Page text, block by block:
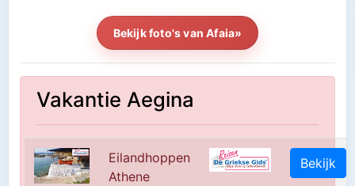
Bekijk foto's van Afaia»
Vakantie Aegina
Eilandhoppen
Athene
Bekijk